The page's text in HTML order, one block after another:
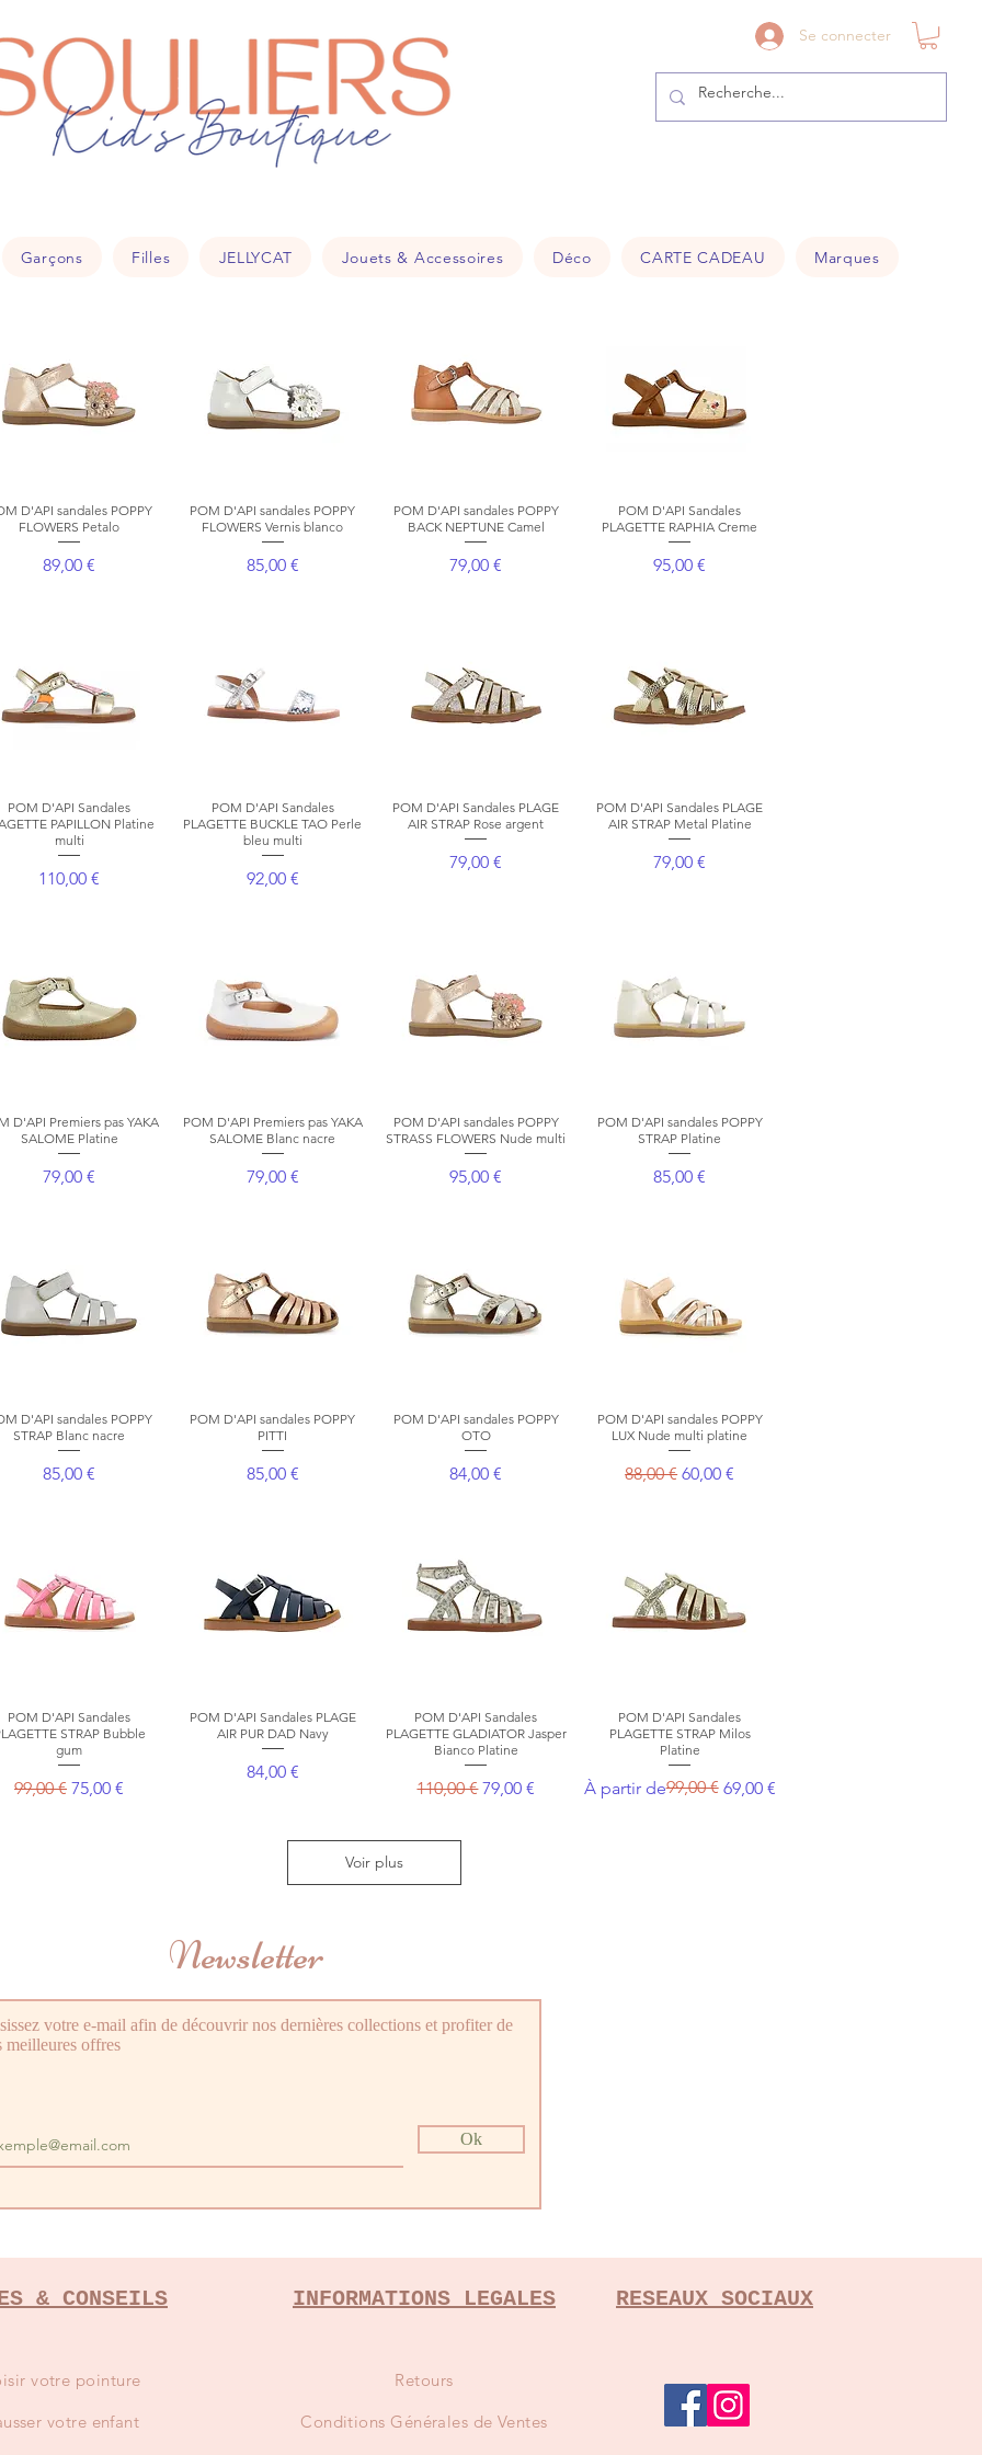
Se connecter
Garçons Filles JELLYCAT Jouets & Accessoires Déco CARTE CADEAU Marques
Aperçu rapide
D'API sandales POPPY
FLOWERS Petalo
Prix
89,00 €
Aperçu rapide
POM D'API sandales POPPY
FLOWERS Vernis blanco
Prix
85,00 €
Aperçu rapide
POM D'API sandales POPPY
BACK NEPTUNE Camel
Prix
79,00 €
Aperçu rapide
POM D'API Sandales
PLAGETTE RAPHIA Creme
Prix
95,00 €
Aperçu rapide
POM D'API Sandales
PAPILLON Platine
multi
Prix
110,00 €
Aperçu rapide
POM D'API Sandales
PLAGETTE BUCKLE TAO Perle
bleu multi
Prix
92,00 €
Aperçu rapide
POM D'API Sandales PLAGE
AIR STRAP Rose argent
Prix
79,00 €
Aperçu rapide
POM D'API Sandales PLAGE
AIR STRAP Metal Platine
Prix
79,00 €
Aperçu rapide
D'API Premiers pas YAKA
SALOME Platine
Prix
79,00 €
Aperçu rapide
POM D'API Premiers pas YAKA
SALOME Blanc nacre
Prix
79,00 €
Aperçu rapide
POM D'API sandales POPPY
STRASS FLOWERS Nude multi
Prix
95,00 €
Aperçu rapide
POM D'API sandales POPPY
STRAP Platine
Prix
85,00 €
Aperçu rapide
D'API sandales POPPY
STRAP Blanc nacre
Prix
85,00 €
Aperçu rapide
POM D'API sandales POPPY
PITTI
Prix
85,00 €
Aperçu rapide
POM D'API sandales POPPY
OTO
Prix
84,00 €
Aperçu rapide
POM D'API sandales POPPY
LUX Nude multi platine
Prix original
88,00 € Prix promotionnel
60,00 €
Aperçu rapide
POM D'API Sandales
STRAP Bubble
gum
Prix original
99,00 € Prix promotionnel
75,00 €
Aperçu rapide
POM D'API Sandales PLAGE
AIR PUR DAD Navy
Prix
84,00 €
Aperçu rapide
POM D'API Sandales
PLAGETTE GLADIATOR Jasper
Bianco Platine
Prix original
110,00 €Prix promotionnel
79,00 €
Aperçu rapide
POM D'API Sandales
PLAGETTE STRAP Milos
Platine
À partir de
Prix original99,00 € 69,00 €
Prix promotionnel
Voir plus
Newsletter
votre e-mail afin de découvrir nos dernières collections et profiter de
meilleures offres
Ok
& CONSEILS
votre pointure
votre enfant
INFORMATIONS LEGALES
Retours
Conditions Générales de Ventes
RESEAUX SOCIAUX